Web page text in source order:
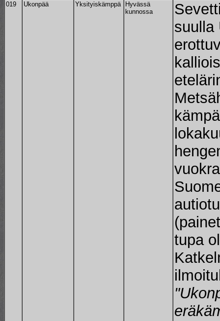
019 Ukonpää Yksityiskämppä
Hyvässä
kunnossa
suulla
tupa